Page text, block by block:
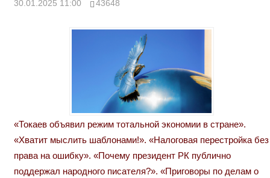
30.01.2025 11:00 43648
«Токаев объявил режим тотальной экономии в стране».
«Хватит мыслить шаблонами!». «Налоговая перестройка без
права на ошибку». «Почему президент РК публично
поддержал народного писателя?». «Приговоры по делам о